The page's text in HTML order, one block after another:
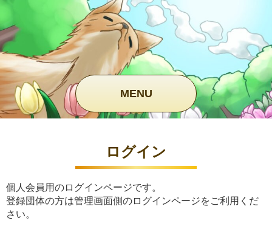
MENU
ログイン
個人会員用のログインページです。
登録団体の方は管理画面側のログインページをご利用くだ
さい。